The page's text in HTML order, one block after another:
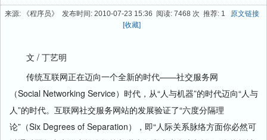
来源: 《程序员》 发布时间: 2010-07-23 15:36 阅读: 7468 次 推荐: 1
原文链接
[收藏]
文 / 丁艺明
传统互联网正在迈向一个全新的时代——社交服务网
（Social Networking Service）时代，从“人与机器”的时代迈向“人与
人”的时代。互联网社交服务网站的发展验证了“六度分隔理
论”（Six Degrees of Separation），即“人际关系脉络方面你必然可